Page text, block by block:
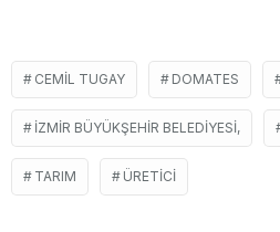
CEMIL TUGAY DOMATES
İZMIR BÜYÜKŞEHIR BELEDIYESI,
TARIM ÜRETICI